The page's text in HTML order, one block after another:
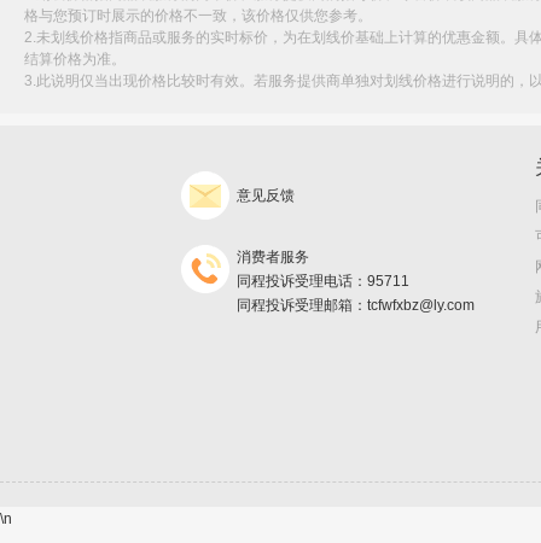
格与您预订时展示的价格不一致，该价格仅供您参考。
2.未划线价格指商品或服务的实时标价，为在划线价基础上计算的优惠金额。
结算价格为准。
3.此说明仅当出现价格比较时有效。若服务提供商单独对划线价格进行说明的
意见反馈
消费者服务
同程投诉受理电话：95711
同程投诉受理邮箱：tcfwfxbz@ly.com
\n